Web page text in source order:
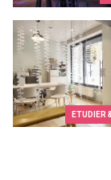
ETUDIER
Kids&Us